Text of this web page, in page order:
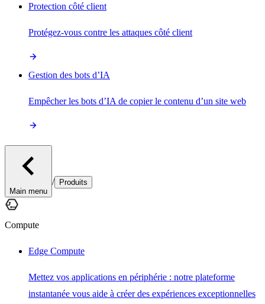
Protection côté client
Protégez-vous contre les attaques côté client
Gestion des bots d’IA
Empêcher les bots d’IA de copier le contenu d’un site web
Main menu
/ Produits
Compute
Edge Compute
Mettez vos applications en périphérie : notre plateforme
instantanée vous aide à créer des expériences exceptionnelles